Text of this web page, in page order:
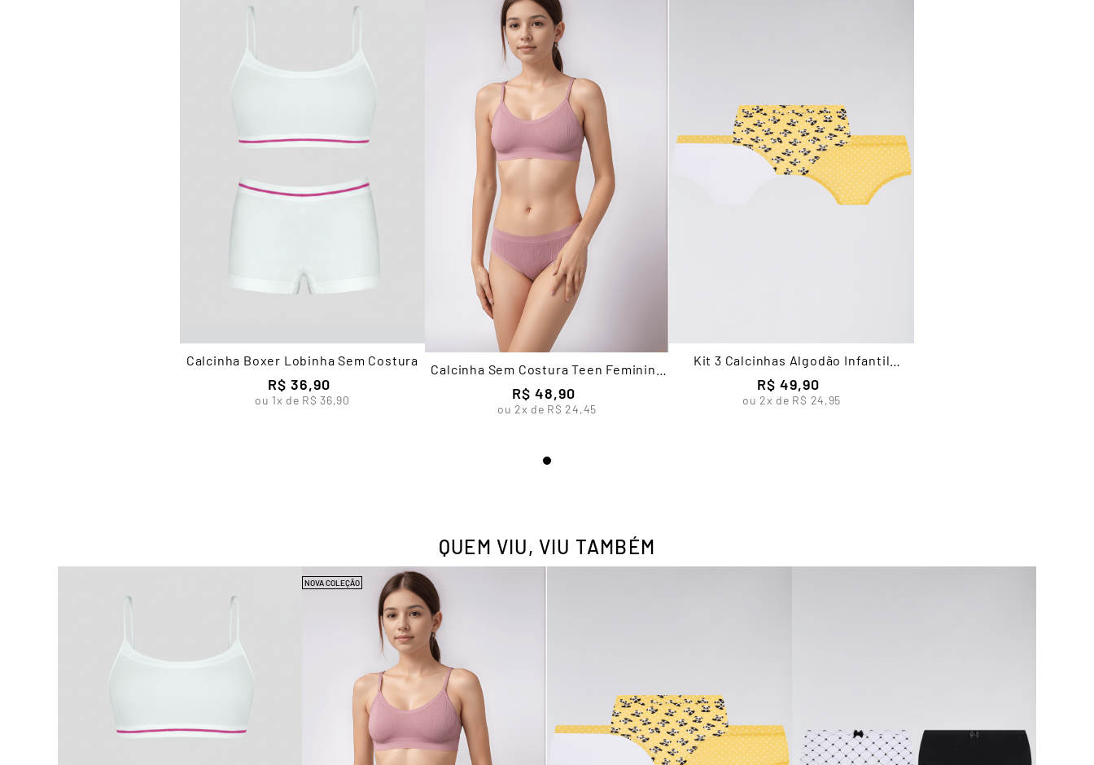
Calcinha Boxer Lobinha Sem Costura
R$ 36,90
ou 1x de R$ 36,90
Calcinha Sem Costura Teen Feminina
Lupo
R$ 48,90
ou2x de R$ 24,45
Kit 3 Calcinhas Algodão Infantil
Feminina Lupo
R$ 49,90
ou2x de R$ 24,95
QUEM VIU, VIU TAMBÉM
NOVA COLEÇÃO